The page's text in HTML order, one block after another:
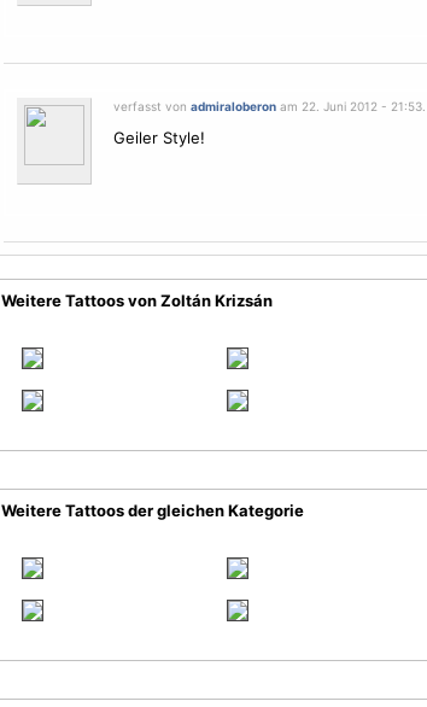
verfasst von admiraloberonam 22. Juni 2012 - 21:53.
Geiler Style!
Weitere Tattoos von Zoltán Krizsán
Weitere Tattoos der gleichen Kategorie